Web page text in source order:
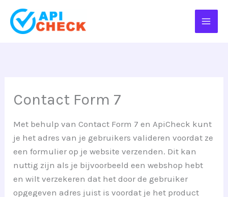
naar
Contact Form 7
Met behulp van Contact Form 7 en ApiCheck kunt
je het adres van je gebruikers valideren voordat ze
een formulier op je website verzenden. Dit kan
nuttig zijn als je bijvoorbeeld een webshop hebt
en wilt verzekeren dat het door de gebruiker
opgegeven adres juist is voordat je het product